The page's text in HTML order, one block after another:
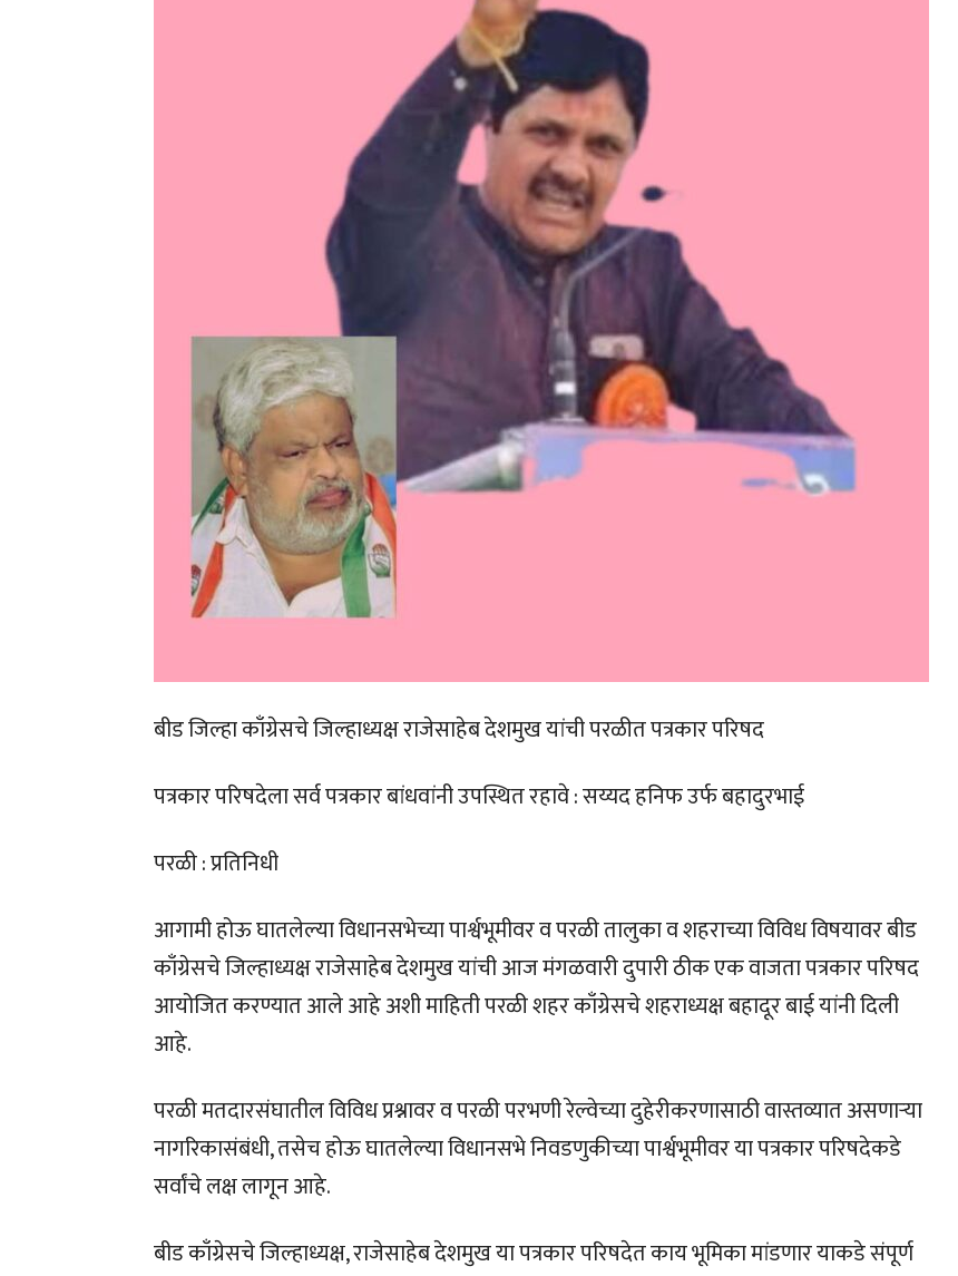
बीड जिल्हा काँग्रेसचे जिल्हाध्यक्ष राजेसाहेब देशमुख यांची परळीत पत्रकार परिषद
पत्रकार परिषदेला सर्व पत्रकार बांधवांनी उपस्थित रहावे : सय्यद हनिफ उर्फ बहादुरभाई
परळी : प्रतिनिधी
आगामी होऊ घातलेल्या विधानसभेच्या पार्श्वभूमीवर व परळी तालुका व शहराच्या विविध विषयावर बीड
काँग्रेसचे जिल्हाध्यक्ष राजेसाहेब देशमुख यांची आज मंगळवारी दुपारी ठीक एक वाजता पत्रकार परिषद
आयोजित करण्यात आले आहे अशी माहिती परळी शहर काँग्रेसचे शहराध्यक्ष बहादूर बाई यांनी दिली
आहे.
परळी मतदारसंघातील विविध प्रश्नावर व परळी परभणी रेल्वेच्या दुहेरीकरणासाठी वास्तव्यात असणाऱ्या
नागरिकासंबंधी, तसेच होऊ घातलेल्या विधानसभे निवडणुकीच्या पार्श्वभूमीवर या पत्रकार परिषदेकडे
सर्वांचे लक्ष लागून आहे.
बीड काँग्रेसचे जिल्हाध्यक्ष, राजेसाहेब देशमुख या पत्रकार परिषदेत काय भूमिका मांडणार याकडे संपूर्ण